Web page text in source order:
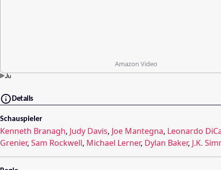
Amazon Video
Details
Schauspieler
Kenneth Branagh, Judy Davis, Joe Mantegna, Leonardo
Grenier, Sam Rockwell, Michael Lerner, Dylan Baker, J.K.